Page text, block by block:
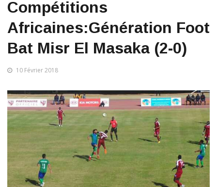
Compétitions
Africaines:Génération Foot
Bat Misr El Masaka (2-0)
10 Février 2018